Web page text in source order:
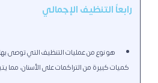
رابعاً التنظيف الإجمالي
هو نوع من عمليات التنظيف التي توصى بها
كميات كبيرة من التراكمات على الأسنان، مما